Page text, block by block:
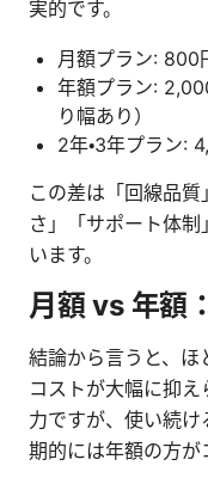
実的です。
月額プラン: 800
年額プラン:
り幅あり）
2年・3年プラン:
この差は「回線品質
さ」「サポート体
います。
月額 vs 年額
結論から言うと、
コストが大幅に抑
力ですが、使い続
期的には年額の方が